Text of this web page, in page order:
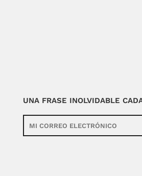
UNA FRASE INOLVIDABLE